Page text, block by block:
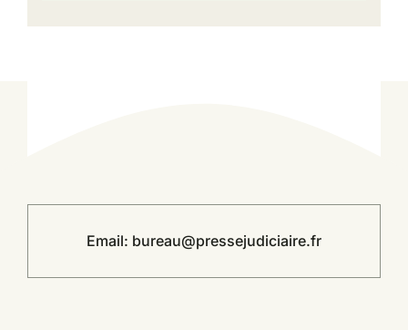
Email: bureau@pressejudiciaire.fr